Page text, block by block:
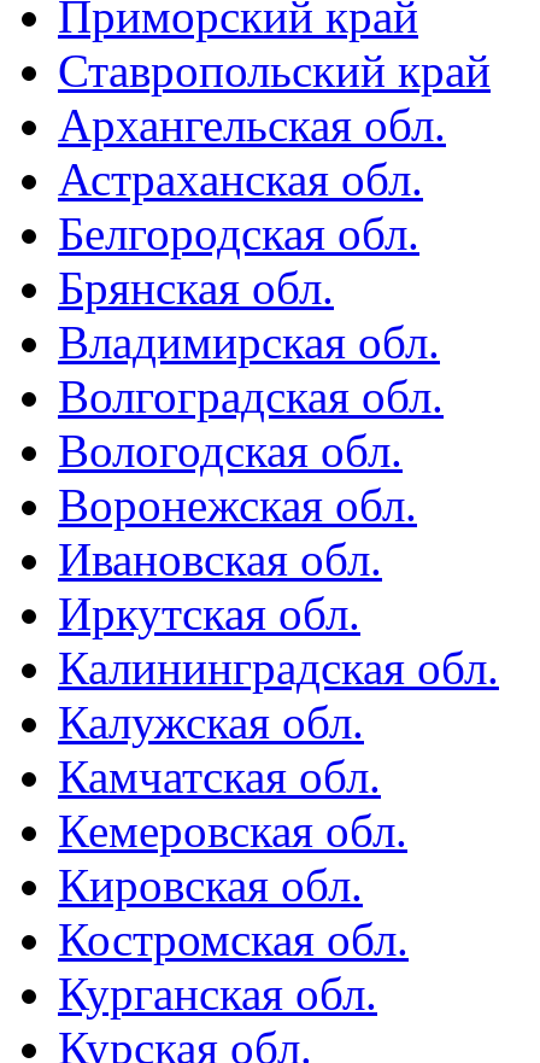
Приморский край
Ставропольский край
Архангельская обл.
Астраханская обл.
Белгородская обл.
Брянская обл.
Владимирская обл.
Волгоградская обл.
Вологодская обл.
Воронежская обл.
Ивановская обл.
Иркутская обл.
Калининградская обл.
Калужская обл.
Камчатская обл.
Кемеровская обл.
Кировская обл.
Костромская обл.
Курганская обл.
Курская обл.